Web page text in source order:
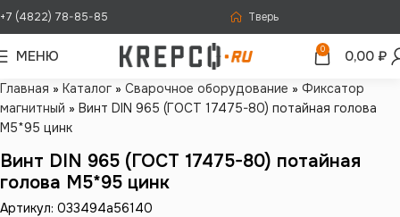
+7 (4822) 78-85-85 Тверь
МЕНЮ 0 0,00 ₽
Главная » Каталог » Сварочное оборудование » Фиксатор
магнитный » Винт DIN 965 (ГОСТ 17475-80) потайная голова
М5*95 цинк
Винт DIN 965 (ГОСТ 17475-80) потайная
голова М5*95 цинк
Артикул: 033494a56140